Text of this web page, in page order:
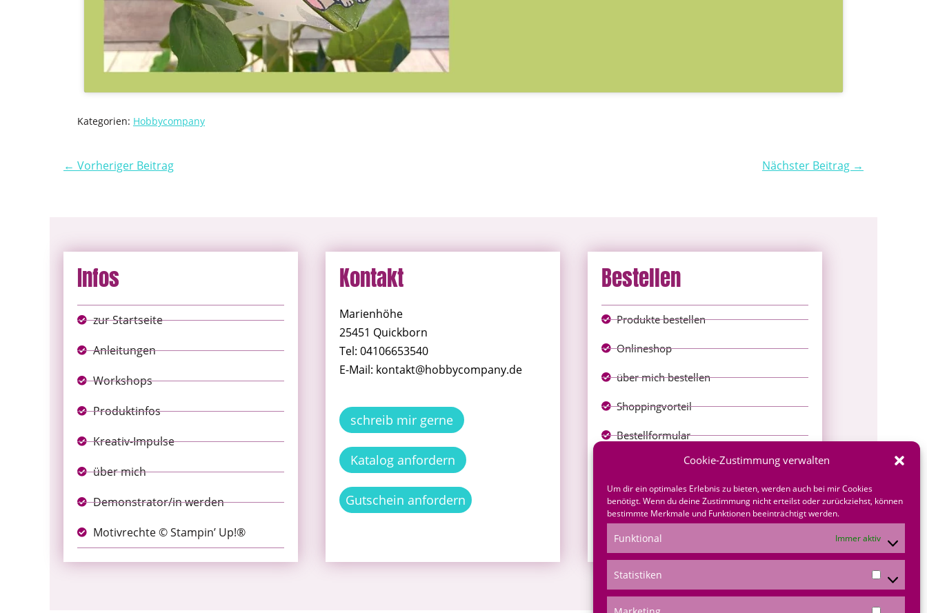
Cookie-Zustimmung verwalten
Um dir ein optimales Erlebnis zu bieten, werden auch bei mir Cookies
benötigt. Wenn du deine Zustimmung nicht erteilst oder zurückziehst, können
bestimmte Merkmale und Funktionen beeinträchtigt werden.
Funktional Immer aktiv
Statistiken
Kategorien: Hobbycompany
← Vorheriger Beitrag Nächster Beitrag →
Infos
zur Startseite
Anleitungen
Workshops
Produktinfos
Kreativ-Impulse
über mich
Demonstrator/in werden
Motivrechte © Stampin’ Up!®
Kontakt
Marienhöhe
25451 Quickborn
Tel: 04106653540
E-Mail: kontakt@hobbycompany.de
schreib mir gerne
Katalog anfordern
Gutschein anfordern
Bestellen
Produkte bestellen
Onlineshop
über mich bestellen
Shoppingvorteil
Bestellformular
*Produktempfehlungen
*Als Amazon-Partner verdiene ich an
qualifizierten Verkäufen